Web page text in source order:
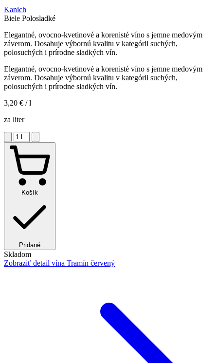
Kanich
Biele Polosladké
Elegantné, ovocno-kvetinové a korenisté víno s jemne medovým
záverom. Dosahuje výbornú kvalitu v kategórii suchých,
polosuchých i prírodne sladkých vín.
Elegantné, ovocno-kvetinové a korenisté víno s jemne medovým
záverom. Dosahuje výbornú kvalitu v kategórii suchých,
polosuchých i prírodne sladkých vín.
3,20 € / l
za liter
Košík
Pridané
Skladom
Zobraziť detail vína Tramín červený